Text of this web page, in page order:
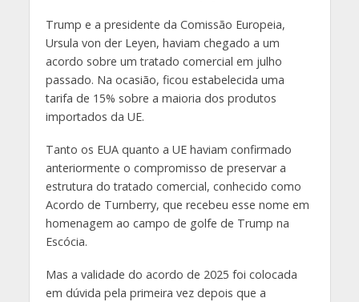
Trump e a presidente da Comissão Europeia,
Ursula von der Leyen, haviam chegado a um
acordo sobre um tratado comercial em julho
passado. Na ocasião, ficou estabelecida uma
tarifa de 15% sobre a maioria dos produtos
importados da UE.
Tanto os EUA quanto a UE haviam confirmado
anteriormente o compromisso de preservar a
estrutura do tratado comercial, conhecido como
Acordo de Turnberry, que recebeu esse nome em
homenagem ao campo de golfe de Trump na
Escócia.
Mas a validade do acordo de 2025 foi colocada
em dúvida pela primeira vez depois que a